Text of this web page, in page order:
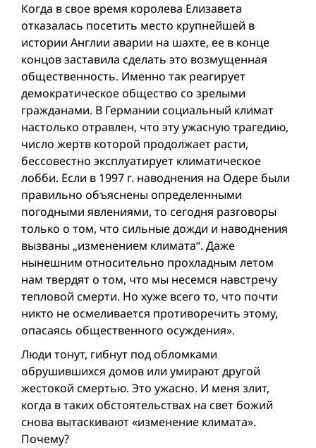
Когда в свое время королева Елизавета
отказалась посетить место крупнейшей в
истории Англии аварии на шахте, ее в конце
концов заставила сделать это возмущенная
общественность. Именно так реагирует
демократическое общество со зрелыми
гражданами. В Германии социальный климат
настолько отравлен, что эту ужасную трагедию,
число жертв которой продолжает расти,
бессовестно эксплуатирует климатическое
лобби. Если в 1997 г. наводнения на Одере были
правильно объяснены определенными
погодными явлениями, то сегодня разговоры
только о том, что сильные дожди и наводнения
вызваны „изменением климата“. Даже
нынешним относительно прохладным летом
нам твердят о том, что мы несемся навстречу
тепловой смерти. Но хуже всего то, что почти
никто не осмеливается противоречить этому,
опасаясь общественного осуждения».
Люди тонут, гибнут под обломками
обрушившихся домов или умирают другой
жестокой смертью. Это ужасно. И меня злит,
когда в таких обстоятельствах на свет божий
снова вытаскивают «изменение климата».
Почему?